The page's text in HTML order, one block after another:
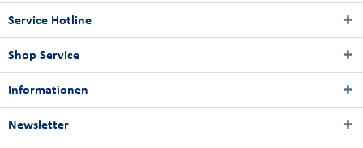
Service Hotline
Shop Service
Informationen
Newsletter